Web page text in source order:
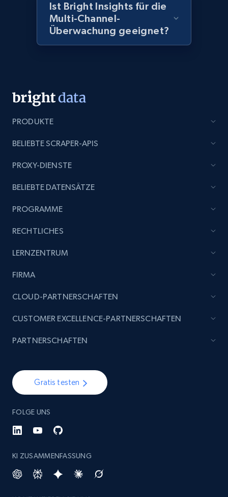
Amazon products global dataset - Collect
products from Brands URLs
Etsy
Reviews count shop, Reviews count item, Initial
1.9K+
Etsy - Collect data on products using
specified keywords
Reviews count shop, Reviews count item, Initial
Etsy - Collects data from shop's URL
URL, Product id, Listing inventory id, Title, Rating,
Reviews count shop, Reviews count item, Initial
1.9K+ 323+
Ist Bright Insights für die
Multi-Channel-
Überwachung geeignet?
PRODUKTE
BELIEBTE SCRAPER-APIS
PROXY-DIENSTE
BELIEBTE DATENSÄTZE
PROGRAMME
RECHTLICHES
LERNZENTRUM
FIRMA
Gratis testen
FOLGE UNS
KI ZUSAMMENFASSUNG
CLOUD-PARTNERSCHAFTEN
CUSTOMER EXCELLENCE-PARTNERSCHAFTEN
PARTNERSCHAFTEN